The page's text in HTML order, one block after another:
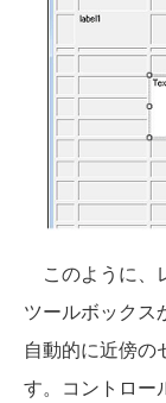
このように、
ツールボックス
自動的に近傍の
す。コントロー